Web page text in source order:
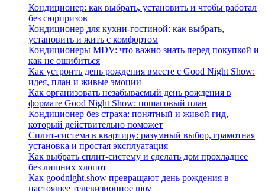
Кондиционер: как выбрать, установить и чтобы работал
без сюрпризов
Кондиционер для кухни‑гостиной: как выбрать,
установить и жить с комфортом
Кондиционеры MDV: что важно знать перед покупкой и
как не ошибиться
Как устроить день рождения вместе с Good Night Show:
идея, план и живые эмоции
Как организовать незабываемый день рождения в
формате Good Night Show: пошаговый план
Кондиционер без страха: понятный и живой гид,
который действительно поможет
Сплит-система в квартиру: разумный выбор, грамотная
установка и простая эксплуатация
Как выбрать сплит‑систему и сделать дом прохладнее
без лишних хлопот
Как goodnight.show превращают день рождения в
настоящее телевизионное шоу